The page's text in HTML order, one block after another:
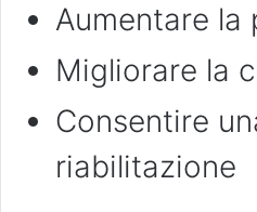
Aumentare la
Migliorare la
Consentire
riabilitazione